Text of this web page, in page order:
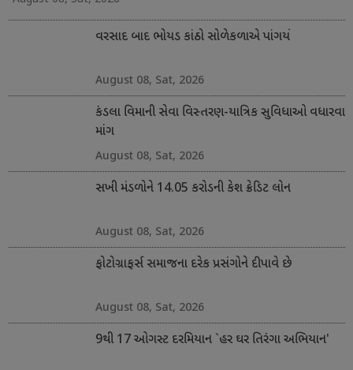
વરસાદ બાદ ભોયડ કાંઠો સોળેકળાએ પાંગર્યો
August 08, Sat, 2026
કંડલા વિમાની સેવા વિસ્તરણ-યાત્રિક સુવિધાઓ વધારવા
માંગ
August 08, Sat, 2026
સખી મંડળોને 14.05 કરોડની કેશ ક્રેડિટ લોન
August 08, Sat, 2026
ફોટોગ્રાફર્સ સમાજના દરેક પ્રસંગોને દીપાવે છે
August 08, Sat, 2026
9થી 17 ઓગસ્ટ દરમિયાન `હર ઘર તિરંગા અભિયાન'